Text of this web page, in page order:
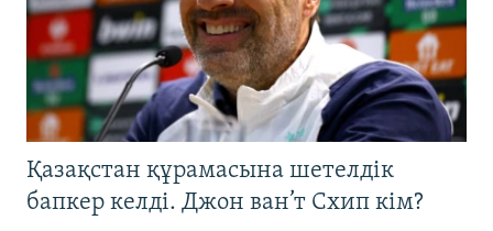
Қазақстан құрамасына шетелдік
бапкер келді. Джон ван’т Схип кім?